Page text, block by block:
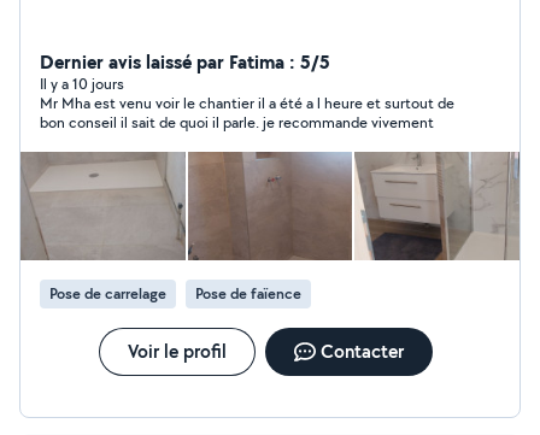
Dernier avis laissé par Fatima : 5/5
Il y a 10 jours
Mr Mha est venu voir le chantier il a été a l heure et surtout de
bon conseil il sait de quoi il parle. je recommande vivement
Pose de carrelage Pose de faïence
Voir le profil Contacter